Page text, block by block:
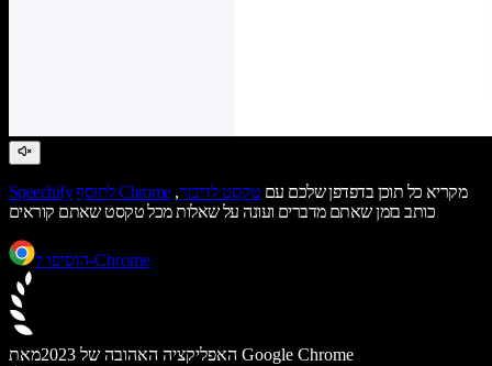
Speechify לתוסף Chrome מקריא כל תוכן בדפדפן שלכם עם טקסט לדיבור,
כותב בזמן שאתם מדברים ועונה על שאלות מכל טקסט שאתם קוראים
הוסיפו ל-Chrome
האפליקציה האהובה של 2023 מאת Google Chrome